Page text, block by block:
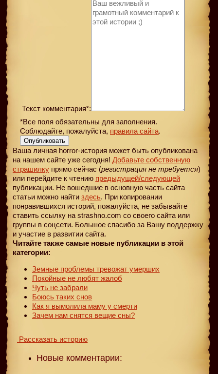
Текст комментария*:
*Все поля обязательны для заполнения.
Соблюдайте, пожалуйста, правила сайта.
Опубликовать
Ваша личная horror-история может быть опубликована
на нашем сайте уже сегодня! Добавьте собственную
страшилку прямо сейчас (регистрация не требуется)
или перейдите к чтению предыдущей/следующей
публикации. Не вошедшие в основную часть сайта
статьи можно найти здесь. При копировании
понравившихся историй, пожалуйста, не забывайте
ставить ссылку на strashno.com со своего сайта или
группы в соцсети. Большое спасибо за Вашу поддержку
и участие в развитии сайта.
Читайте также самые новые публикации в этой
категории:
Земные проблемы тревожат умерших
Покойные не любят жалоб
Чуть не забрали
Боюсь таких снов
Как я вымолила маму у смерти
Зачем нам снятся вещие сны?
Рассказать историю
Новые комментарии: